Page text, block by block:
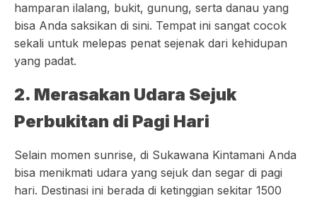
hamparan ilalang, bukit, gunung, serta danau yang
bisa Anda saksikan di sini. Tempat ini sangat cocok
sekali untuk melepas penat sejenak dari kehidupan
yang padat.
2. Merasakan Udara Sejuk
Perbukitan di Pagi Hari
Selain momen sunrise, di Sukawana Kintamani Anda
bisa menikmati udara yang sejuk dan segar di pagi
hari. Destinasi ini berada di ketinggian sekitar 1500